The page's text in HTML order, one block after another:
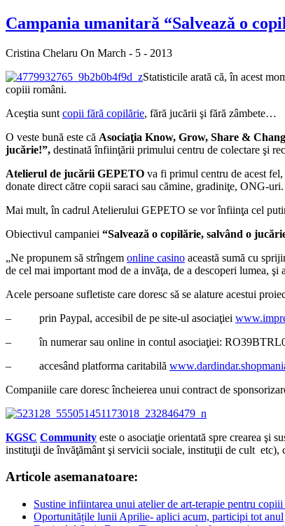
Campania umanitară “Salvează o
Cristina Chelaru On March - 5 - 2013
Statisticile arată că, în acest
copiii români.
Aceştia sunt copii fără copilărie, fără jucării şi fără zâmbete…
O veste bună este că Asociaţia Know, Grow, Share &
jucărie!”, destinată înfiinţării primului centru de colectare şi
Atelierul de jucării GEPETO va fi primul centru de acest
donate direct către copii saraci sau cămine, gradiniţe, ONG-uri.
Mai mult, în cadrul Atelierului GEPETO se vor înfiinţa cel
Obiectivul campaniei “Salvează o copilărie, salvând o
„Ne propunem să strîngem online casino această sumă cu
de cel mai important mod de a invăţa, de a descoperi lumea,
Acele persoane sufletiste care doresc să se alature acestui
– prin Paypal, accesibil de pe site-ul asociaţiei
– în numerar sau online in contul asociaţiei:
– accesând platforma caritabilă
Companiile care doresc încheierea unui contract de
KGSC Community este o asociaţie orientată spre crearea şi
instituţii de învăţământ şi servicii sociale, instituţii de cult etc),
Articole asemanatoare:
Sustine infiintarea unui atelier de art-terapie pentru
Oportunitățile lunii Aprilie- aplici acum, participi tot anul